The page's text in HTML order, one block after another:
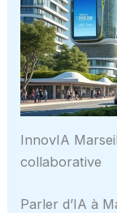
InnovIA
collaborative
Parler d’IA à